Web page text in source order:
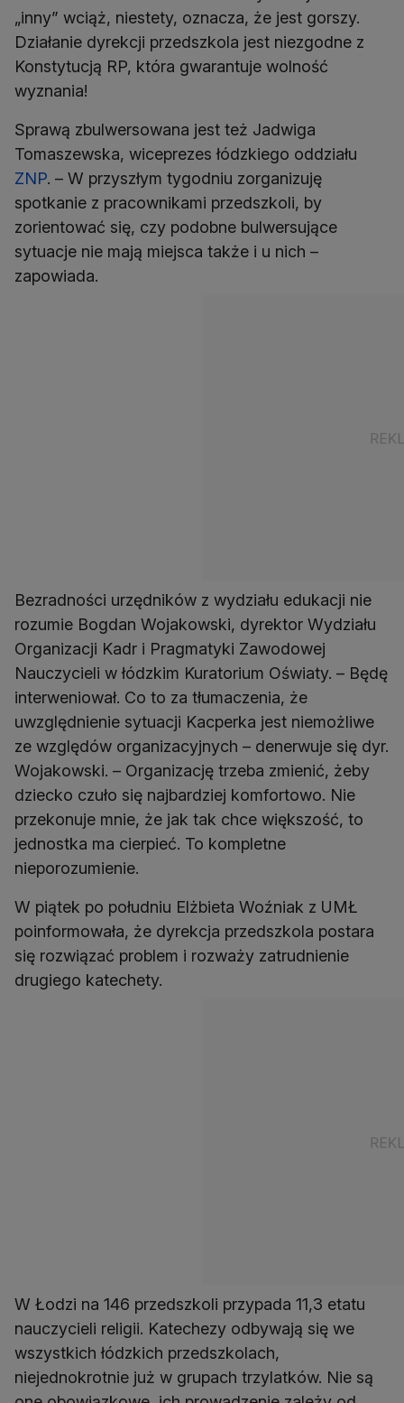
„inny” wciąż, niestety, oznacza, że jest gorszy.
Działanie dyrekcji przedszkola jest niezgodne z
Konstytucją RP, która gwarantuje wolność
wyznania!
Sprawą zbulwersowana jest też Jadwiga
Tomaszewska, wiceprezes łódzkiego oddziału
ZNP. – W przyszłym tygodniu zorganizuję
spotkanie z pracownikami przedszkoli, by
zorientować się, czy podobne bulwersujące
sytuacje nie mają miejsca także i u nich –
zapowiada.
Bezradności urzędników z wydziału edukacji nie
rozumie Bogdan Wojakowski, dyrektor Wydziału
Organizacji Kadr i Pragmatyki Zawodowej
Nauczycieli w łódzkim Kuratorium Oświaty. – Będę
interweniował. Co to za tłumaczenia, że
uwzględnienie sytuacji Kacperka jest niemożliwe
ze względów organizacyjnych – denerwuje się dyr.
Wojakowski. – Organizację trzeba zmienić, żeby
dziecko czuło się najbardziej komfortowo. Nie
przekonuje mnie, że jak tak chce większość, to
jednostka ma cierpieć. To kompletne
nieporozumienie.
W piątek po południu Elżbieta Woźniak z UMŁ
poinformowała, że dyrekcja przedszkola postara
się rozwiązać problem i rozważy zatrudnienie
drugiego katechety.
W Łodzi na 146 przedszkoli przypada 11,3 etatu
nauczycieli religii. Katechezy odbywają się we
wszystkich łódzkich przedszkolach,
niejednokrotnie już w grupach trzylatków. Nie są